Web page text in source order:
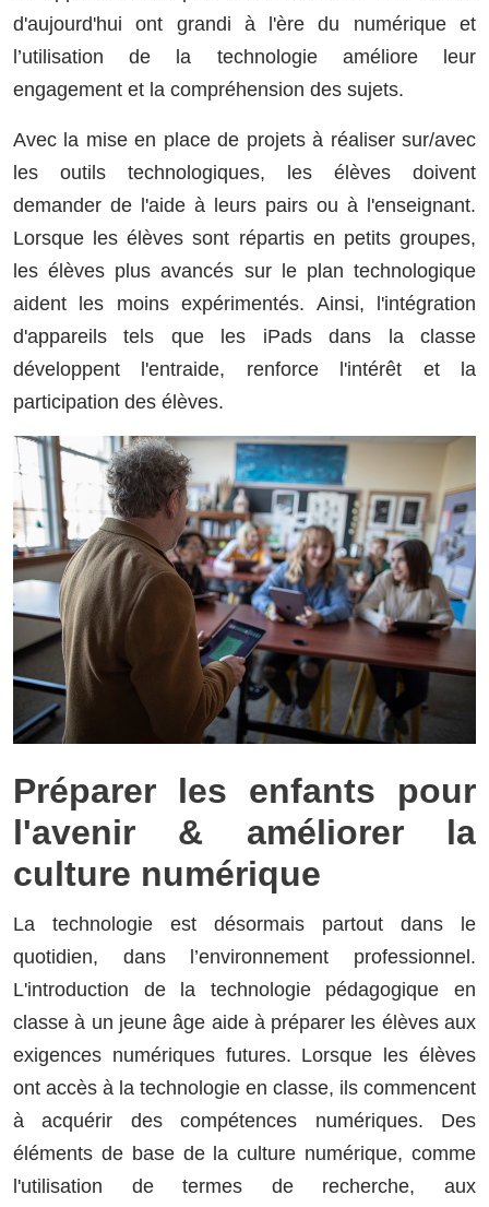
d'aujourd'hui ont grandi à l'ère du numérique et
l’utilisation de la technologie améliore leur
engagement et la compréhension des sujets.
Avec la mise en place de projets à réaliser sur/avec
les outils technologiques, les élèves doivent
demander de l'aide à leurs pairs ou à l'enseignant.
Lorsque les élèves sont répartis en petits groupes,
les élèves plus avancés sur le plan technologique
aident les moins expérimentés. Ainsi, l'intégration
d'appareils tels que les iPads dans la classe
développent l'entraide, renforce l'intérêt et la
participation des élèves.
Préparer les enfants pour
l'avenir & améliorer la
culture numérique
La technologie est désormais partout dans le
quotidien, dans l’environnement professionnel.
L'introduction de la technologie pédagogique en
classe à un jeune âge aide à préparer les élèves aux
exigences numériques futures. Lorsque les élèves
ont accès à la technologie en classe, ils commencent
à acquérir des compétences numériques. Des
éléments de base de la culture numérique, comme
l'utilisation de termes de recherche, aux